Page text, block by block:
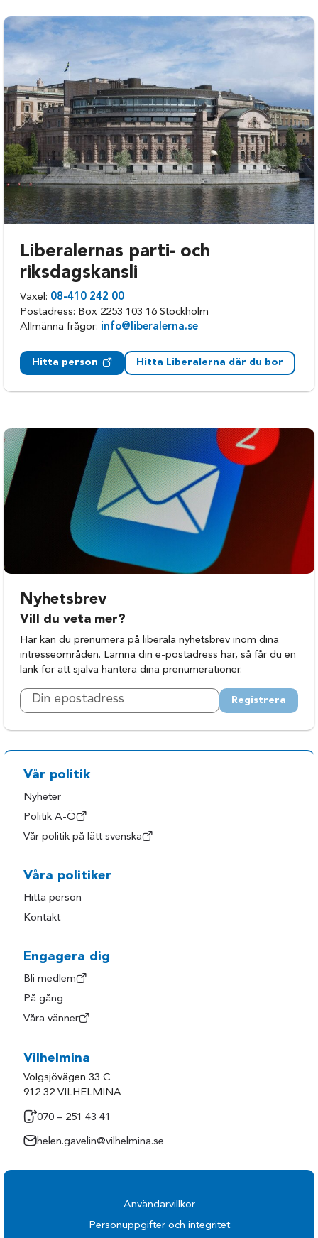
Dorotea
Lycksele
Nordmaling
Norsjö
Robertsfors
Skellefteå
Storuman
Vilhelmina
Vindeln
Vännäs
Åsele
Liberalernas parti- och
riksdagskansli
Växel: 08-410 242 00
Postadress: Box 2253 103 16 Stockholm
Allmänna frågor: info@liberalerna.se
Hitta person Hitta Liberalerna där du bor
Nyhetsbrev
Vill du veta mer?
Här kan du prenumera på liberala nyhetsbrev inom dina
intresseområden. Lämna din e-postadress här, så får du en
länk för att själva hantera dina prenumerationer.
Registrera
Vår politik
Nyheter
Politik A-Ö
Vår politik på lätt svenska
Våra politiker
Hitta person
Kontakt
Engagera dig
Bli medlem
På gång
Våra vänner
Vilhelmina
Volgsjövägen 33 C
912 32 VILHELMINA
070 – 251 43 41
helen.gavelin@vilhelmina.se
Användarvillkor
Personuppgifter och integritet